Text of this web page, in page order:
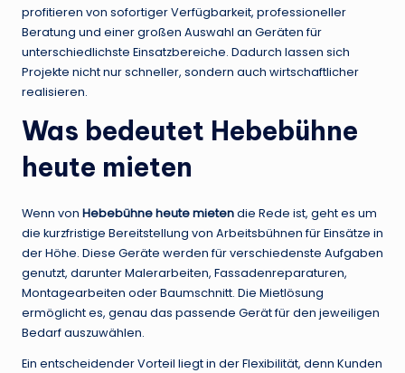
profitieren von sofortiger Verfügbarkeit, professioneller
Beratung und einer großen Auswahl an Geräten für
unterschiedlichste Einsatzbereiche. Dadurch lassen sich
Projekte nicht nur schneller, sondern auch wirtschaftlicher
realisieren.
Was bedeutet Hebebühne
heute mieten
Wenn von Hebebühne heute mietendie Rede ist, geht es um
die kurzfristige Bereitstellung von Arbeitsbühnen für Einsätze in
der Höhe. Diese Geräte werden für verschiedenste Aufgaben
genutzt, darunter Malerarbeiten, Fassadenreparaturen,
Montagearbeiten oder Baumschnitt. Die Mietlösung
ermöglicht es, genau das passende Gerät für den jeweiligen
Bedarf auszuwählen.
Ein entscheidender Vorteil liegt in der Flexibilität, denn Kunden